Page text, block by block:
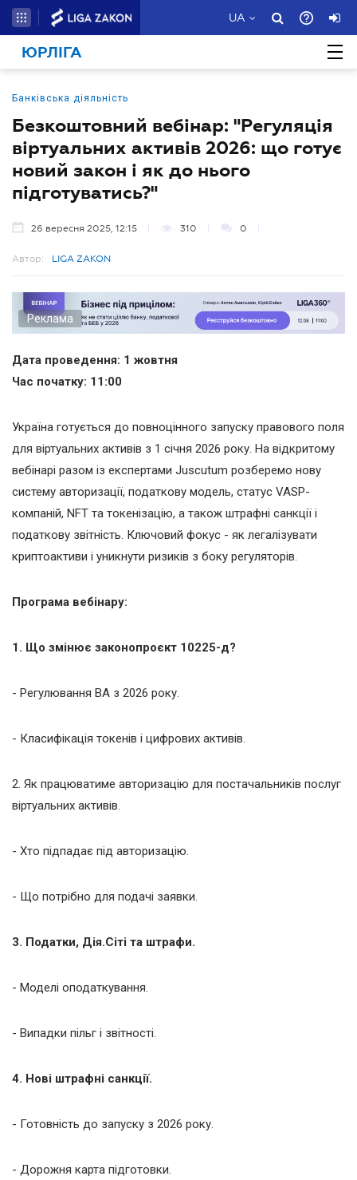
UA
ЮРЛІГА
Банківська діяльність
Безкоштовний вебінар: "Регуляція
віртуальних активів 2026: що готує
новий закон і як до нього
підготуватись?"
26 вересня 2025, 12:15 310 0
Автор: LIGA ZAKON
Реклама
Дата проведення: 1 жовтня
Час початку: 11:00
Україна готується до повноцінного запуску правового поля
для віртуальних активів з 1 січня 2026 року. На відкритому
вебінарі разом із експертами Juscutum розберемо нову
систему авторизації, податкову модель, статус VASP-
компаній, NFT та токенізацію, а також штрафні санкції і
податкову звітність. Ключовий фокус - як легалізувати
криптоактиви і уникнути ризиків з боку регуляторів.
Програма вебінару:
1. Що змінює законопроєкт 10225-д?
- Регулювання ВА з 2026 року.
- Класифікація токенів і цифрових активів.
2. Як працюватиме авторизацію для постачальників послуг
віртуальних активів.
- Хто підпадає під авторизацію.
- Що потрібно для подачі заявки.
3. Податки, Дія.Сіті та штрафи.
- Моделі оподаткування.
- Випадки пільг і звітності.
4. Нові штрафні санкції.
- Готовність до запуску з 2026 року.
- Дорожня карта підготовки.